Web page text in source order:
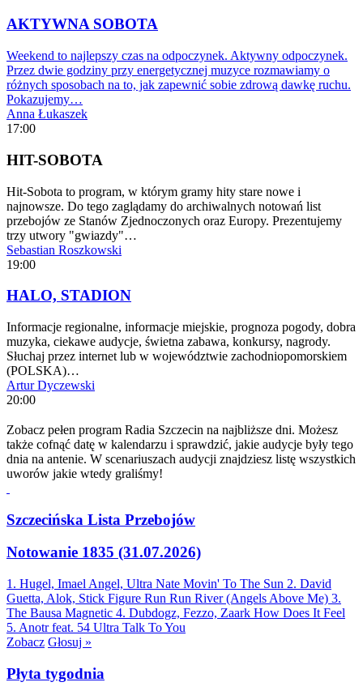
AKTYWNA SOBOTA
Weekend to najlepszy czas na odpoczynek. Aktywny odpoczynek.
Przez dwie godziny przy energetycznej muzyce rozmawiamy o
różnych sposobach na to, jak zapewnić sobie zdrową dawkę ruchu.
Pokazujemy…
Anna Łukaszek
17:00
HIT-SOBOTA
Hit-Sobota to program, w którym gramy hity stare nowe i
najnowsze. Do tego zaglądamy do archiwalnych notowań list
przebojów ze Stanów Zjednoczonych oraz Europy. Prezentujemy
trzy utwory "gwiazdy"…
Sebastian Roszkowski
19:00
HALO, STADION
Informacje regionalne, informacje miejskie, prognoza pogody, dobra
muzyka, ciekawe audycje, świetna zabawa, konkursy, nagrody.
Słuchaj przez internet lub w województwie zachodniopomorskiem
(POLSKA)…
Artur Dyczewski
20:00
Zobacz pełen program Radia Szczecin na najbliższe dni. Możesz
także cofnąć datę w kalendarzu i sprawdzić, jakie audycje były tego
dnia na antenie. W scenariuszach audycji znajdziesz listę wszystkich
uworów jakie wtedy graliśmy!
Szczecińska Lista Przebojów
Notowanie 1835 (31.07.2026)
1. Hugel, Imael Angel, Ultra Nate Movin' To The Sun 2. David
Guetta, Alok, Stick Figure Run Run River (Angels Above Me) 3.
The Bausa Magnetic 4. Dubdogz, Fezzo, Zaark How Does It Feel
5. Anotr feat. 54 Ultra Talk To You
Zobacz Głosuj »
Płyta tygodnia